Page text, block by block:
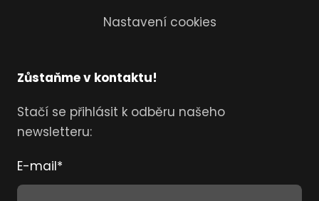
Nastavení cookies
Zůstaňme v kontaktu!
Stačí se přihlásit k odběru našeho
newsletteru:
E-mail*